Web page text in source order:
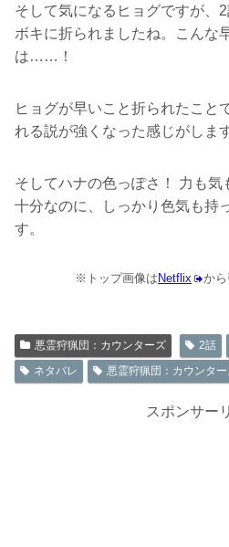
そして気になるヒョグですが、
ボキに折られましたね。こんな
は……！
ヒョグが早いこと折られたこと
れる説が強くなった感じがします
そしてハナの色っぽさ！ 力も
十分なのに、しっかり色気も持
す。
※トップ画像は Netflix から
悪霊狩猟団：カウンターズ 2話
ネタバレ
悪霊狩猟団：カウンター
スポンサー